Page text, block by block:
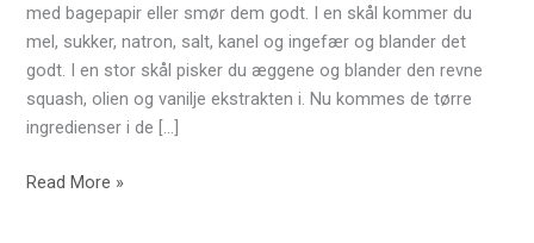
med bagepapir eller smør dem godt. I en skål kommer du
mel, sukker, natron, salt, kanel og ingefær og blander det
godt. I en stor skål pisker du æggene og blander den revne
squash, olien og vanilje ekstrakten i. Nu kommes de tørre
ingredienser i de […]
Squashkage
Read More »